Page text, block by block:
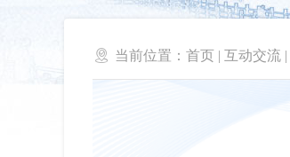
 当前位置： 首页 | 互动交流 |